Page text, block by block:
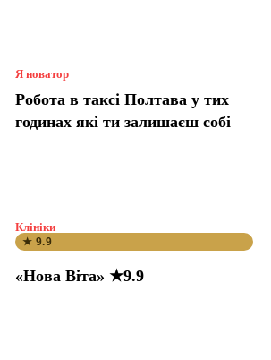
Я новатор
Робота в таксі Полтава у тих
годинах які ти залишаєш собі
Клініки
★ 9.9
«Нова Віта» ★9.9